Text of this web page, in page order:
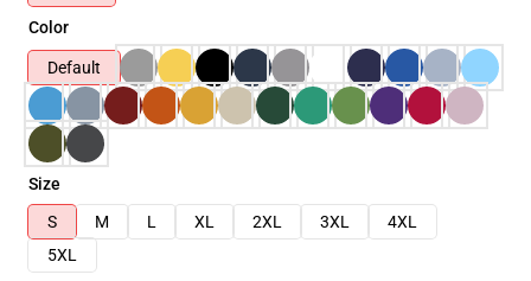
Color
Default
Size
S
M L XL 2XL 3XL
4XL
5XL